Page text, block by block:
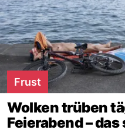
Frust
Wolken trüben
Feierabend –